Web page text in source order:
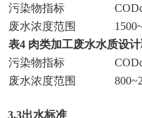
污染物指标
废水浓度范围
表4 肉类加工废水水质设
污染物指标
废水浓度范围
3.3出水标准